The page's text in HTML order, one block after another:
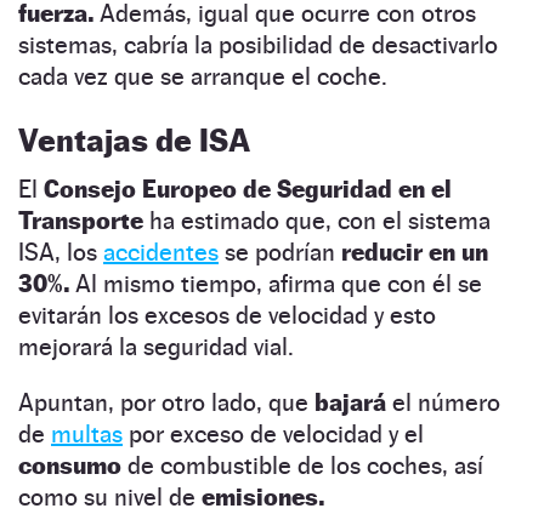
fuerza. Además, igual que ocurre con otros
sistemas, cabría la posibilidad de desactivarlo
cada vez que se arranque el coche.
Ventajas de ISA
El Consejo Europeo de Seguridad en el
Transporte ha estimado que, con el sistema
ISA, los accidentes se podrían reducir en un
30%. Al mismo tiempo, afirma que con él se
evitarán los excesos de velocidad y esto
mejorará la seguridad vial.
Apuntan, por otro lado, que bajará el número
de multas por exceso de velocidad y el
consumo de combustible de los coches, así
como su nivel de emisiones.